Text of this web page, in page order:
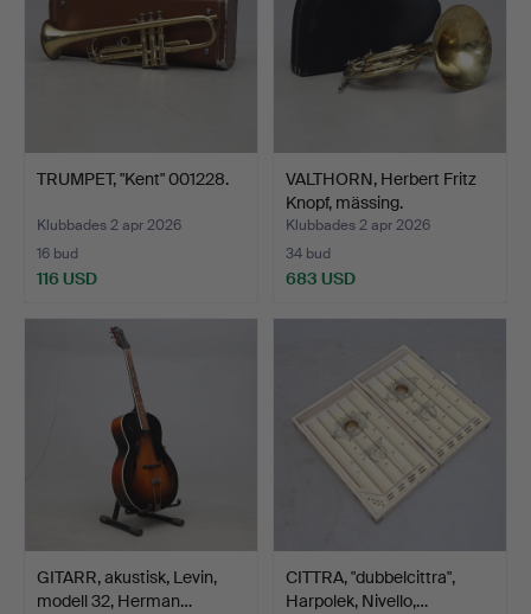
TRUMPET, "Kent" 001228.
Klubbades 2 apr 2026
16 bud
116 USD
VALTHORN, Herbert Fritz
Knopf, mässing.
Klubbades 2 apr 2026
34 bud
683 USD
GITARR, akustisk, Levin,
modell 32, Herman…
CITTRA, "dubbelcittra",
Harpolek, Nivello,…